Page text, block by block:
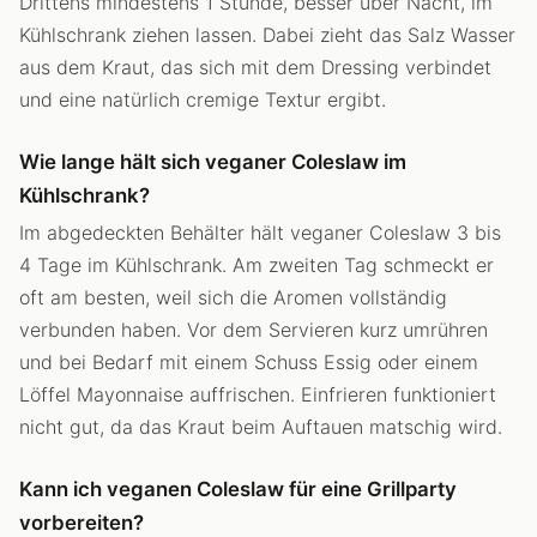
Kühlschrank ziehen lassen. Dabei zieht das Salz Wasser
aus dem Kraut, das sich mit dem Dressing verbindet
und eine natürlich cremige Textur ergibt.
Wie lange hält sich veganer Coleslaw im
Kühlschrank?
Im abgedeckten Behälter hält veganer Coleslaw 3 bis
4 Tage im Kühlschrank. Am zweiten Tag schmeckt er
oft am besten, weil sich die Aromen vollständig
verbunden haben. Vor dem Servieren kurz umrühren
und bei Bedarf mit einem Schuss Essig oder einem
Löffel Mayonnaise auffrischen. Einfrieren funktioniert
nicht gut, da das Kraut beim Auftauen matschig wird.
Kann ich veganen Coleslaw für eine Grillparty
vorbereiten?